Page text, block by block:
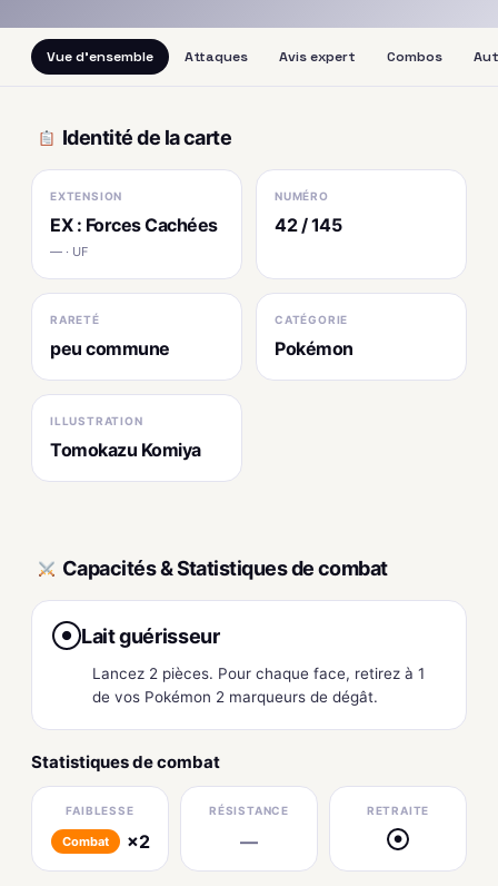
Vue d'ensemble Attaques Avis expert Combos
Identité de la carte
EXTENSION
EX : Forces Cachées
— · UF
NUMÉRO
42 / 145
RARETÉ
peu commune
CATÉGORIE
Pokémon
ILLUSTRATION
Tomokazu Komiya
Capacités & Statistiques de combat
● Lait guérisseur
Lancez 2 pièces. Pour chaque face, retirez à 1
de vos Pokémon 2 marqueurs de dégât.
Statistiques de combat
FAIBLESSE
Combat ×2
RÉSISTANCE
—
RETRAITE
●